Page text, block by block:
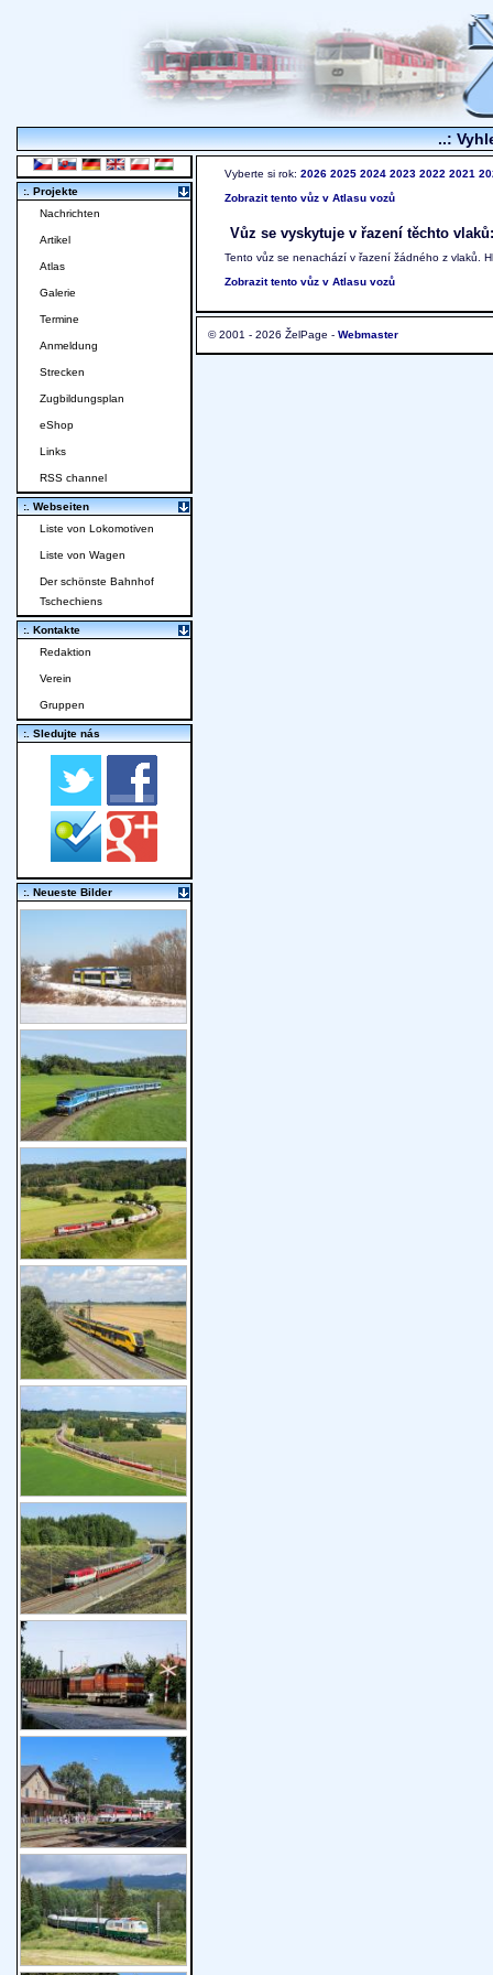
..:
Vyberte si rok: 2026 2025 2024 2023 2022 2021
Zobrazit tento vůz v Atlasu vozů
Vůz se vyskytuje v řazení těchto vlaků:
Tento vůz se nenachází v řazení žádného z vlaků.
Zobrazit tento vůz v Atlasu vozů
© 2001 - 2026 ŽelPage - Webmaster
:. Projekte
Nachrichten
Artikel
Atlas
Galerie
Termine
Anmeldung
Strecken
Zugbildungsplan
eShop
Links
RSS channel
:. Webseiten
Liste von Lokomotiven
Liste von Wagen
Der schönste Bahnhof
Tschechiens
:. Kontakte
Redaktion
Verein
Gruppen
:. Sledujte nás
:. Neueste Bilder